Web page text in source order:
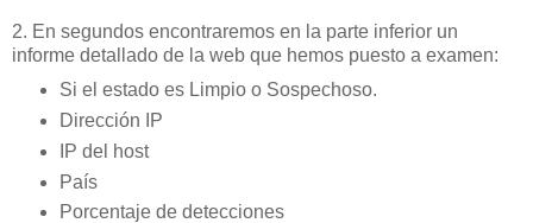
2. En segundos encontraremos en la parte inferior un
informe detallado de la web que hemos puesto a examen:
Si el estado es Limpio o Sospechoso.
Dirección IP
IP del host
País
Porcentaje de detecciones